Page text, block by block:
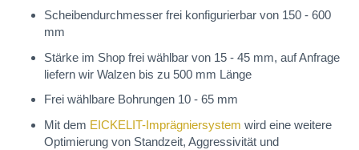
Scheibendurchmesser frei konfigurierbar von 150 - 600
mm
Stärke im Shop frei wählbar von 15 - 45 mm, auf Anfrage
liefern wir Walzen bis zu 500 mm Länge
Frei wählbare Bohrungen 10 - 65 mm
Mit dem EICKELIT-Imprägniersystem wird eine weitere
Optimierung von Standzeit, Aggressivität und